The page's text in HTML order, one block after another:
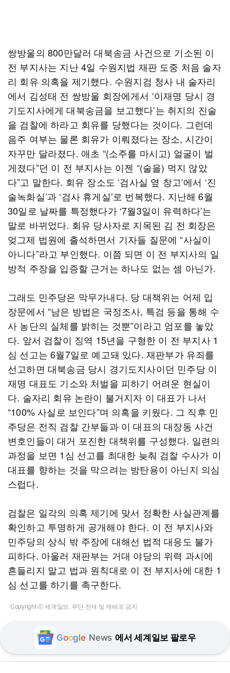
쌍방울의 800만달러 대북송금 사건으로 기소된 이
전 부지사는 지난 4일 수원지법 재판 도중 처음 술자
리 회유 의혹을 제기했다. 수원지검 청사 내 술자리
에서 김성태 전 쌍방울 회장에게서 ‘이재명 당시 경
기도지사에게 대북송금을 보고했다’는 취지의 진술
을 검찰에 하라고 회유를 당했다는 것이다. 그런데
음주 여부는 물론 회유가 이뤄졌다는 장소, 시간이
자꾸만 달라졌다. 애초 “(소주를 마시고) 얼굴이 벌
게졌다”던 이 전 부지사는 이젠 “(술을) 먹지 않았
다”고 말한다. 회유 장소도 ‘검사실 옆 창고’에서 ‘진
술녹화실’과 ‘검사 휴게실’로 번복했다. 지난해 6월
30일로 날짜를 특정했다가 ‘7월3일이 유력하다’는
말로 바뀌었다. 회유 당사자로 지목된 김 전 회장은
엊그제 법원에 출석하면서 기자들 질문에 “사실이
아니다”라고 부인했다. 이쯤 되면 이 전 부지사의 일
방적 주장을 입증할 근거는 하나도 없는 셈 아닌가.
그래도 민주당은 막무가내다. 당 대책위는 어제 입
장문에서 “남은 방법은 국정조사, 특검 등을 통해 수
사 농단의 실체를 밝히는 것뿐”이라고 엄포를 놓았
다. 앞서 검찰이 징역 15년을 구형한 이 전 부지사 1
심 선고는 6월7일로 예고돼 있다. 재판부가 유죄를
선고하면 대북송금 당시 경기도지사이던 민주당 이
재명 대표도 기소와 처벌을 피하기 어려운 현실이
다. 술자리 회유 논란이 불거지자 이 대표가 나서
“100% 사실로 보인다”며 의혹을 키웠다. 그 직후 민
주당은 전직 검찰 간부들과 이 대표의 대장동 사건
변호인들이 대거 포진한 대책위를 구성했다. 일련의
과정을 보면 1심 선고를 최대한 늦춰 검찰 수사가 이
대표를 향하는 것을 막으려는 방탄용이 아닌지 의심
스럽다.
검찰은 일각의 의혹 제기에 맞서 정확한 사실관계를
확인하고 투명하게 공개해야 한다. 이 전 부지사와
민주당의 상식 밖 주장에 대해선 법적 대응도 불가
피하다. 아울러 재판부는 거대 야당의 위력 과시에
흔들리지 말고 법과 원칙대로 이 전 부지사에 대한 1
심 선고를 하기를 촉구한다.
Copyright ⓒ 세계일보. 무단 전재 및 재배포 금지
Google News 에서 세계일보 팔로우